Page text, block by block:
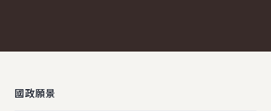
國政願景